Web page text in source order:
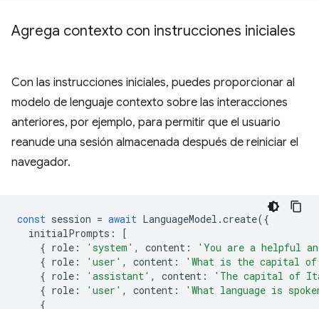
Agrega contexto con instrucciones iniciales
Con las instrucciones iniciales, puedes proporcionar al
modelo de lenguaje contexto sobre las interacciones
anteriores, por ejemplo, para permitir que el usuario
reanude una sesión almacenada después de reiniciar el
navegador.
const session = await LanguageModel .create({
initialPrompts :
[
{ role : 'system' , content :
'You are a helpful
{ role : 'user' , content :
'What is the capital
{ role : 'assistant' , content :
'The capital of
{ role : 'user' , content :
'What language is
{